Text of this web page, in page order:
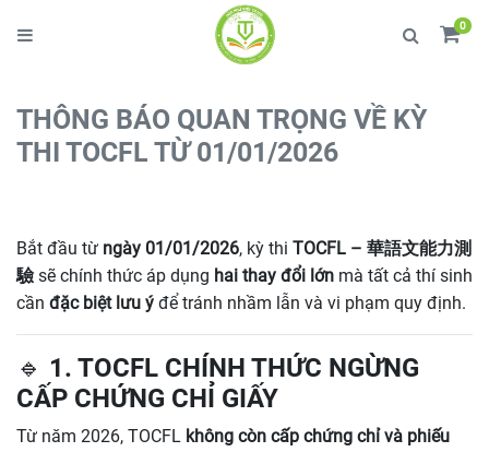
0
THÔNG BÁO QUAN TRỌNG VỀ KỲ
THI TOCFL TỪ 01/01/2026
Bắt đầu từ ngày 01/01/2026, kỳ thi TOCFL – 華語文能力測
驗sẽ chính thức áp dụng hai thay đổi lớn mà tất cả thí sinh
cần đặc biệt lưu ý để tránh nhầm lẫn và vi phạm quy định.
🔹 1. TOCFL CHÍNH THỨC NGỪNG
CẤP CHỨNG CHỈ GIẤY
Từ năm 2026, TOCFL không còn cấp chứng chỉ và phiếu